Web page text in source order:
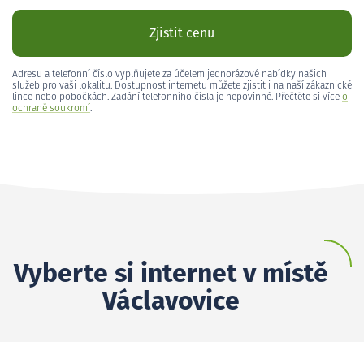
Zjistit cenu
Adresu a telefonní číslo vyplňujete za účelem jednorázové nabídky našich
služeb pro vaši lokalitu. Dostupnost internetu můžete zjistit i na naší zákaznické
lince nebo pobočkách. Zadání telefonního čísla je nepovinné. Přečtěte si více o
ochraně soukromí.
Vyberte si internet v místě
Václavovice